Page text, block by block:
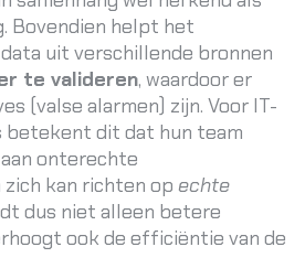
Bovendien helpt het
uit verschillende bronnen
te valideren, waardoor er
(valse alarmen) zijn. Voor IT-
betekent dit dat hun team
onterechte
kan richten op echte
dus niet alleen betere
ook de efficiëntie van de